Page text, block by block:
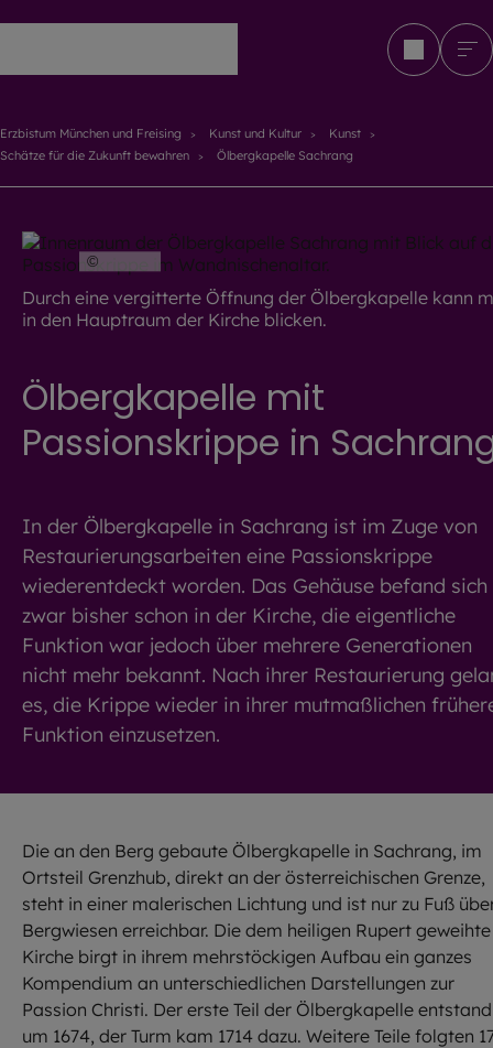
Erzbistum München und Freising Kunst und Kultur
Kunst
Schätze für die Zukunft bewahren
Ölbergkapelle Sachrang
©
Durch eine vergitterte Öffnung der Ölbergkapelle kann
in den Hauptraum der Kirche blicken.
Ölbergkapelle mit
Passionskrippe in
In der Ölbergkapelle in Sachrang ist im Zuge von
Restaurierungsarbeiten eine Passionskrippe
wiederentdeckt worden. Das Gehäuse befand sich
zwar bisher schon in der Kirche, die eigentliche
Funktion war jedoch über mehrere Generationen
nicht mehr bekannt. Nach ihrer Restaurierung
es, die Krippe wieder in ihrer mutmaßlichen
Funktion einzusetzen.
Die an den Berg gebaute Ölbergkapelle in Sachrang, im
Ortsteil Grenzhub, direkt an der österreichischen Grenze,
steht in einer malerischen Lichtung und ist nur zu Fuß
Bergwiesen erreichbar. Die dem heiligen Rupert geweihte
Kirche birgt in ihrem mehrstöckigen Aufbau ein ganzes
Kompendium an unterschiedlichen Darstellungen zur
Passion Christi. Der erste Teil der Ölbergkapelle entstand
um 1674, der Turm kam 1714 dazu. Weitere Teile folgten